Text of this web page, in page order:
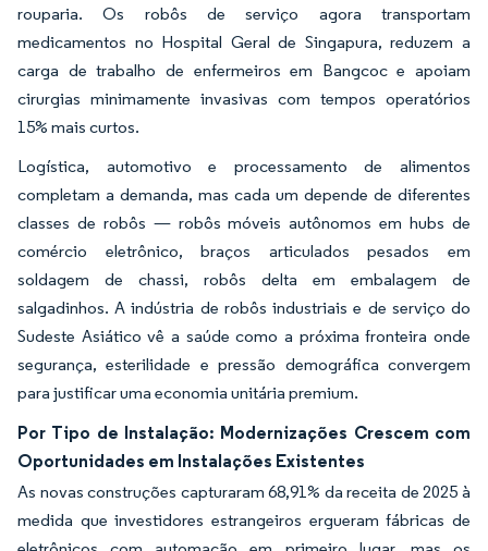
rouparia. Os robôs de serviço agora transportam
medicamentos no Hospital Geral de Singapura, reduzem a
carga de trabalho de enfermeiros em Bangcoc e apoiam
cirurgias minimamente invasivas com tempos operatórios
15% mais curtos.
Logística, automotivo e processamento de alimentos
completam a demanda, mas cada um depende de diferentes
classes de robôs — robôs móveis autônomos em hubs de
comércio eletrônico, braços articulados pesados em
soldagem de chassi, robôs delta em embalagem de
salgadinhos. A indústria de robôs industriais e de serviço do
Sudeste Asiático vê a saúde como a próxima fronteira onde
segurança, esterilidade e pressão demográfica convergem
para justificar uma economia unitária premium.
Por Tipo de Instalação: Modernizações Crescem com
Oportunidades em Instalações Existentes
As novas construções capturaram 68,91% da receita de 2025 à
medida que investidores estrangeiros ergueram fábricas de